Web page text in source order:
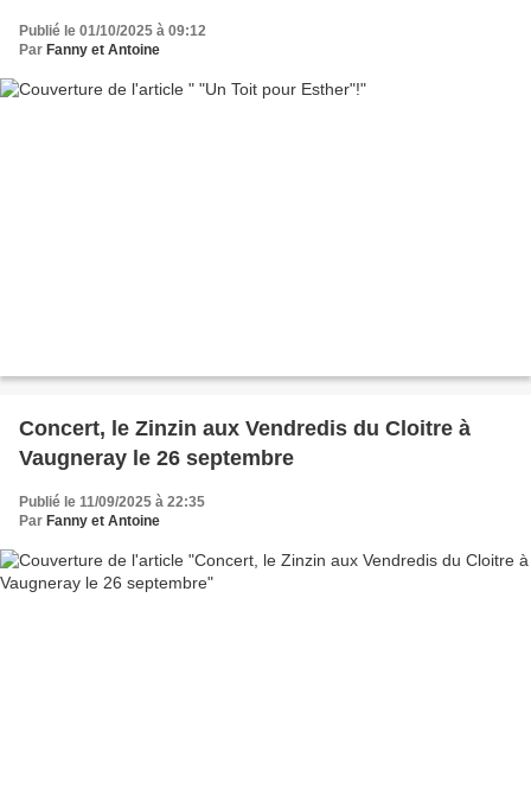
Publié le 01/10/2025 à 09:12
Par Fanny et Antoine
Concert, le Zinzin aux Vendredis du Cloitre à
Vaugneray le 26 septembre
Publié le 11/09/2025 à 22:35
Par Fanny et Antoine